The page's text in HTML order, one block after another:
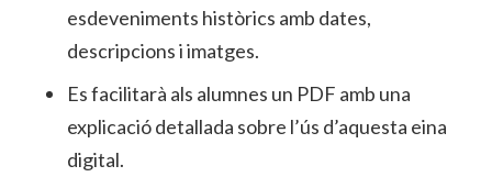
esdeveniments històrics amb dates,
descripcions i imatges.
Es facilitarà als alumnes un PDF amb una
explicació detallada sobre l’ús d’aquesta eina
digital.